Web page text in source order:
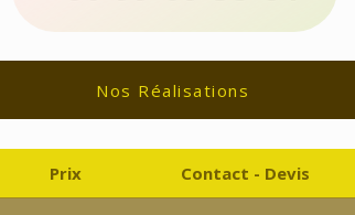
Nos Réalisations
Prix Contact - Devis